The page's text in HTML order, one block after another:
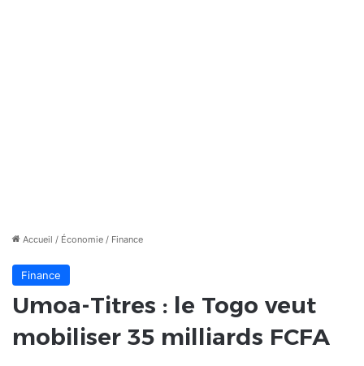
Accueil / Économie / Finance
Finance
Umoa-Titres : le Togo veut
mobiliser 35 milliards FCFA